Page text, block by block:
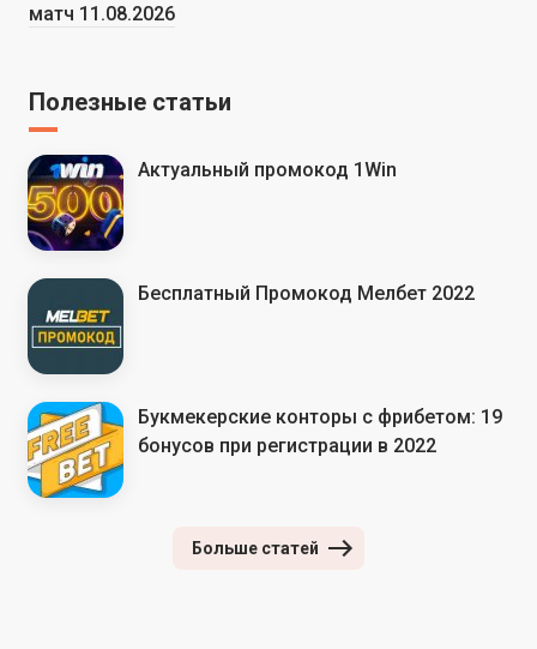
матч 11.08.2026
Полезные статьи
Актуальный промокод 1Win
Бесплатный Промокод Мелбет 2022
Букмекерские конторы с фрибетом: 19
бонусов при регистрации в 2022
Больше статей